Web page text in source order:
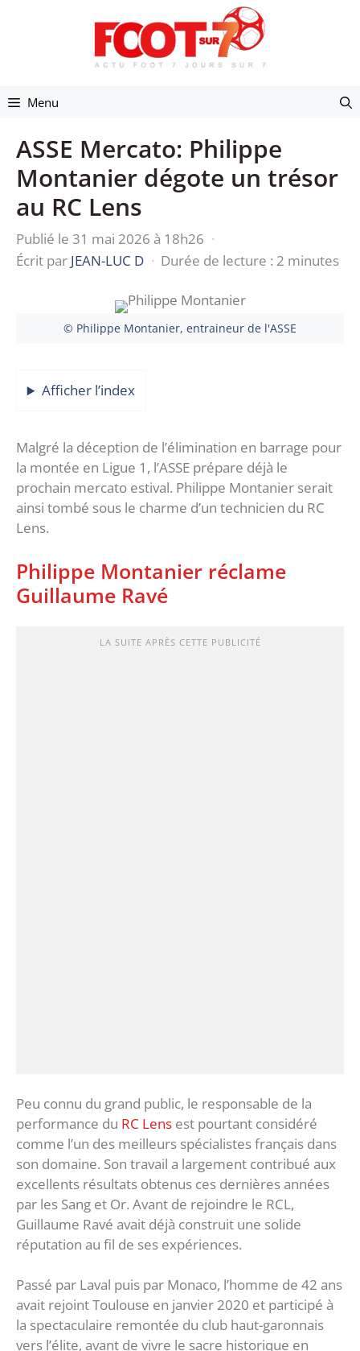
Menu
ASSE Mercato: Philippe
Montanier dégote un trésor
au RC Lens
Publié le 31 mai 2026 à 18h26 ·
Écrit par JEAN-LUC D · Durée de lecture : 2 minutes
© Philippe Montanier, entraineur de l'ASSE
Afficher l’index
Malgré la déception de l’élimination en barrage pour
la montée en Ligue 1, l’ASSE prépare déjà le
prochain mercato estival. Philippe Montanier serait
ainsi tombé sous le charme d’un technicien du RC
Lens.
Philippe Montanier réclame
Guillaume Ravé
LA SUITE APRÈS CETTE PUBLICITÉ
Peu connu du grand public, le responsable de la
performance du RC Lens est pourtant considéré
comme l’un des meilleurs spécialistes français dans
son domaine. Son travail a largement contribué aux
excellents résultats obtenus ces dernières années
par les Sang et Or. Avant de rejoindre le RCL,
Guillaume Ravé avait déjà construit une solide
réputation au fil de ses expériences.
Passé par Laval puis par Monaco, l’homme de 42 ans
avait rejoint Toulouse en janvier 2020 et participé à
la spectaculaire remontée du club haut-garonnais
vers l’élite, avant de vivre le sacre historique en